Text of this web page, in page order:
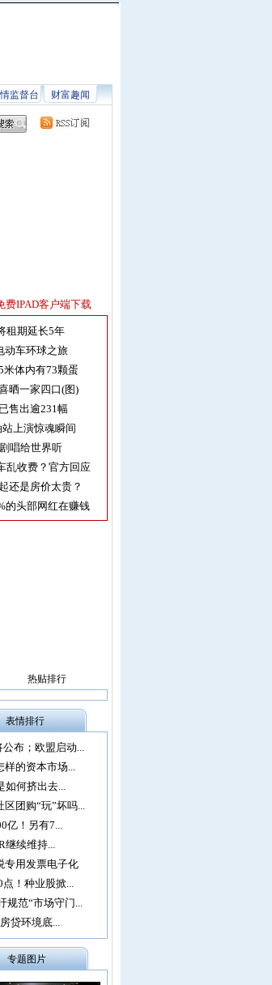
财富趣闻
监督台
费IPAD客户端下载
租期延长5年
动车环球之旅
体内有73颗蛋
晒一家四口(图)
售出逾231幅
上演惊魂瞬间
唱给世界听
乱收费？官方回应
还是房价太贵？
的头部网红在赚钱
热贴排行
表情排行
公布；欧盟启动...
样的资本市场...
如何挤出去...
团购“玩”坏吗...
亿！另有7...
继续维持...
专用发票电子化
！种业股掀...
规范“市场守门...
贷环境底...
专题图片